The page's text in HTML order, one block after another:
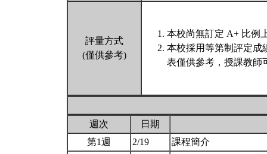
評量方式
(僅供參考)
本校尚無訂定 A+ 比例
本校採用等第制評定成
表僅供參考，授課教師
週次
日期
第1週
2/19
課程簡介